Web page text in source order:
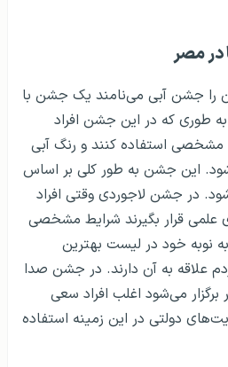
در مصر
را جشن آبی می‌نامند یک جشن با
که در این جشن افراد
استفاده کنند و رنگ آبی
این جشن به طور کلی بر اساس
در جشن لاجوردی وقتی افراد
قرار بگیرند شرایط مشخصی
نوبه خود در لیست بهترین
علاقه به آن دارند. در جشن صدا
می‌شود اغلب افراد سعی
دولتی در این زمینه استفاده